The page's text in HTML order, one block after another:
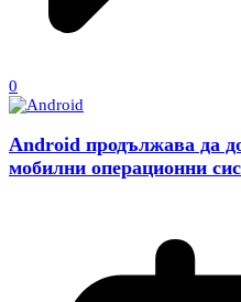
0
Android продължава да
мобилни операционни